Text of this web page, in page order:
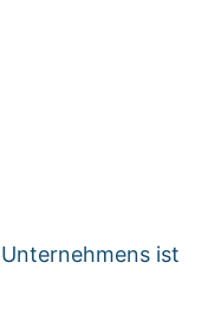
ist